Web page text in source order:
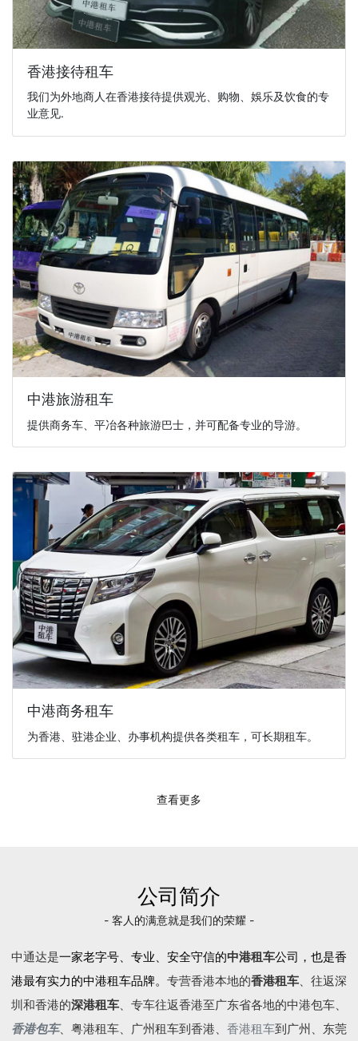
香港接待租车
我们为外地商人在香港接待提供观光、购物、娛乐及饮食的专
业意见.
中港旅游租车
提供商务车、平冶各种旅游巴士，并可配备专业的导游。
中港商务租车
为香港、驻港企业、办事机构提供各类租车，可长期租车。
查看更多
公司简介
- 客人的满意就是我们的荣耀 -
中通达是一家老字号、专业、安全守信的中港租车公司，也是香
港最有实力的中港租车品牌。 专营香港本地的香港租车、往返深
圳和香港的深港租车、专车往返香港至广东省各地的中港包车、
香港包车、 粤港租车、广州租车到香港、 香港租车到广州、东莞